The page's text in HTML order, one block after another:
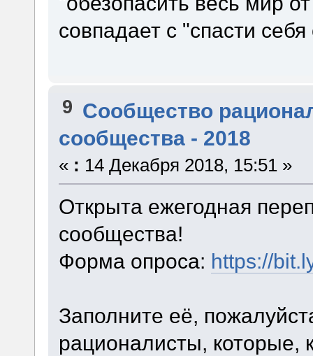
совпадает с "спасти
9 Сообщество
сообщества - 2018
« : 14 Декабря 2018, 15:51 »
Открыта ежегодная
сообщества!
Форма опроса: https://
Заполните её,
рационалисты, которые,